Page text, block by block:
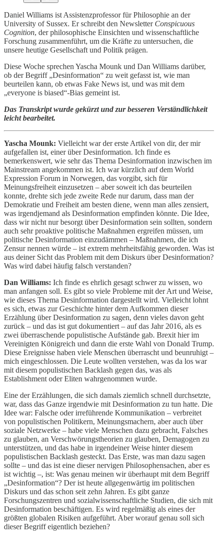
Daniel Williams ist Assistenzprofessor für Philosophie an der
University of Sussex. Er schreibt den Newsletter Conspicuous
Cognition, der philosophische Einsichten und wissenschaftliche
Forschung zusammenführt, um die Kräfte zu untersuchen, die
unsere heutige Gesellschaft und Politik prägen.
Diese Woche sprechen Yascha Mounk und Dan Williams darüber,
ob der Begriff „Desinformation“ zu weit gefasst ist, wie man
beurteilen kann, ob etwas Fake News ist, und was mit dem
„everyone is biased“-Bias gemeint ist.
Das Transkript wurde gekürzt und zur besseren Verständlichkeit
leicht bearbeitet.
Yascha Mounk: Vielleicht war der erste Artikel von dir, der mir
aufgefallen ist, einer über Desinformation. Ich finde es
bemerkenswert, wie sehr das Thema Desinformation inzwischen im
Mainstream angekommen ist. Ich war kürzlich auf dem World
Expression Forum in Norwegen, das vorgibt, sich für
Meinungsfreiheit einzusetzen – aber soweit ich das beurteilen
konnte, drehte sich jede zweite Rede nur darum, dass man der
Demokratie und Freiheit am besten diene, wenn man alles zensiert,
was irgendjemand als Desinformation empfinden könnte. Die Idee,
dass wir nicht nur besorgt über Desinformation sein sollten, sondern
auch sehr proaktive politische Maßnahmen ergreifen müssen, um
politische Desinformation einzudämmen – Maßnahmen, die ich
Zensur nennen würde – ist extrem mehrheitsfähig geworden. Was ist
aus deiner Sicht das Problem mit dem Diskurs über Desinformation?
Was wird dabei häufig falsch verstanden?
Dan Williams: Ich finde es ehrlich gesagt schwer zu wissen, wo
man anfangen soll. Es gibt so viele Probleme mit der Art und Weise,
wie dieses Thema Desinformation dargestellt wird. Vielleicht lohnt
es sich, etwas zur Geschichte hinter dem Aufkommen dieser
Erzählung über Desinformation zu sagen, denn vieles davon geht
zurück – und das ist gut dokumentiert – auf das Jahr 2016, als es
zwei überraschende populistische Aufstände gab. Brexit hier im
Vereinigten Königreich und dann die erste Wahl von Donald Trump.
Diese Ereignisse haben viele Menschen überrascht und beunruhigt –
mich eingeschlossen. Die Leute wollten verstehen, was da los war
mit diesem populistischen Backlash gegen das, was als
Establishment oder Eliten wahrgenommen wurde.
Eine der Erzählungen, die sich damals ziemlich schnell durchsetzte,
war, dass das Ganze irgendwie mit Desinformation zu tun hatte. Die
Idee war: Falsche oder irreführende Kommunikation – verbreitet
von populistischen Politikern, Meinungsmachern, aber auch über
soziale Netzwerke – habe viele Menschen dazu gebracht, Falsches
zu glauben, an Verschwörungstheorien zu glauben, Demagogen zu
unterstützen, und das habe in irgendeiner Weise hinter diesem
populistischen Backlash gesteckt. Das Erste, was man dazu sagen
sollte – und das ist eine dieser nervigen Philosophensachen, aber es
ist wichtig –, ist: Was genau meinen wir überhaupt mit dem Begriff
„Desinformation“? Der ist heute allgegenwärtig im politischen
Diskurs und das schon seit zehn Jahren. Es gibt ganze
Forschungszentren und sozialwissenschaftliche Studien, die sich mit
Desinformation beschäftigen. Es wird regelmäßig als eines der
größten globalen Risiken aufgeführt. Aber worauf genau soll sich
dieser Begriff eigentlich beziehen?